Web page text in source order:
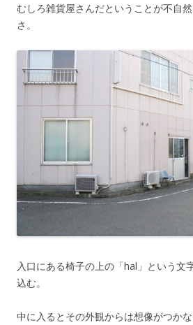
むしろ雑貨屋さんだということが不自
さ。
入口にある椅子の上の「hal」という文
込む。
中に入るとその外観からは想像がつか